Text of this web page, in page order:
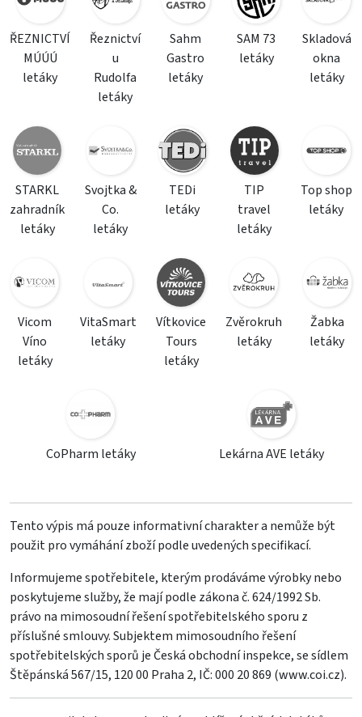
ŘEZNICTVÍ
MÚÚÚ
letáky
Řeznictví
u
Rudolfa
letáky
Sahm
Gastro
letáky
SAM 73
letáky
Skladová
okna
letáky
STARKL
zahradník
letáky
Svojtka &
Co.
letáky
TEDi
letáky
TIP
travel
letáky
Top shop
letáky
Vicom
Víno
letáky
VitaSmart
letáky
Vítkovice
Tours
letáky
Zvěrokruh
letáky
Žabka
letáky
CoPharm letáky Lekárna AVE letáky
Tento výpis má pouze informativní charakter a nemůže být
použit pro vymáhání zboží podle uvedených specifikací.
Informujeme spotřebitele, kterým prodáváme výrobky nebo
poskytujeme služby, že mají podle zákona č. 624/1992 Sb.
právo na mimosoudní řešení spotřebitelského sporu z
příslušné smlouvy. Subjektem mimosoudního řešení
spotřebitelských sporů je Česká obchodní inspekce, se sídlem
Štěpánská 567/15, 120 00 Praha 2, IČ: 000 20 869 (www.coi.cz).